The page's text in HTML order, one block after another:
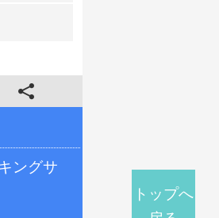
ングサ
トップへ